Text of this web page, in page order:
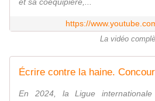
et sa coéquipière,...
https://
La vidéo
En 2024, la Ligue